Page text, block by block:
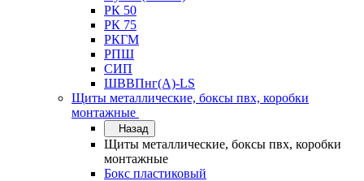
РК 50
РК 75
РКГМ
РПШ
СИП
ШВВПнг(А)-LS
Щиты металлические, боксы пвх, коробки
монтажные
Назад
Щиты металлические, боксы пвх, коробки
монтажные
Бокс пластиковый